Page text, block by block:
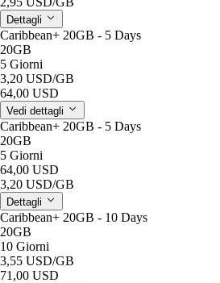
Dettagli
Caribbean+ 20GB - 5 Days
20GB
5 Giorni
3,20 USD/GB
64,00 USD
Vedi dettagli
Caribbean+ 20GB - 5 Days
20GB
5 Giorni
64,00 USD
3,20 USD/GB
Dettagli
Caribbean+ 20GB - 10 Days
20GB
10 Giorni
3,55 USD/GB
71,00 USD